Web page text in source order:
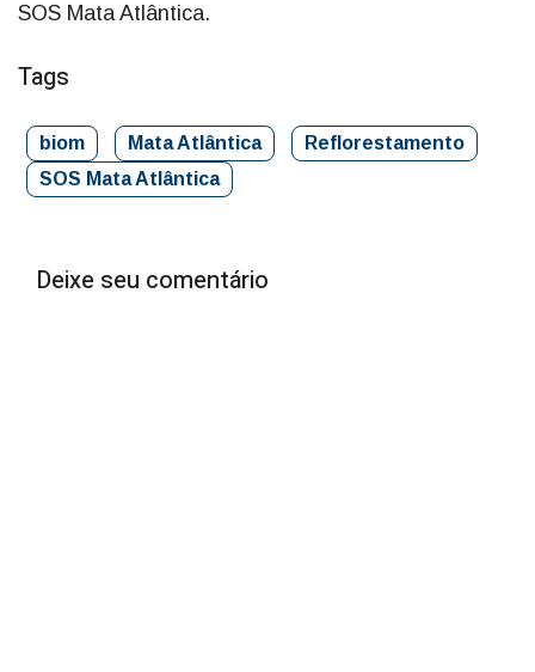
SOS Mata Atlântica.
Tags
biom Mata Atlântica
Reflorestamento
SOS Mata Atlântica
Deixe seu comentário